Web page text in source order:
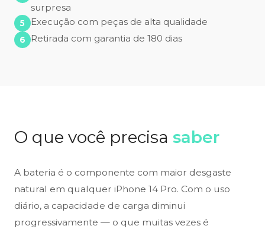
surpresa
Execução com peças de alta qualidade
Retirada com garantia de 180 dias
O que você precisa saber
A bateria é o componente com maior desgaste
natural em qualquer iPhone 14 Pro. Com o uso
diário, a capacidade de carga diminui
progressivamente — o que muitas vezes é